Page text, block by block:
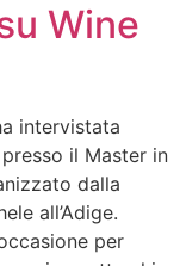
Wine
intervistata
il Master in
dalla
all’Adige.
per